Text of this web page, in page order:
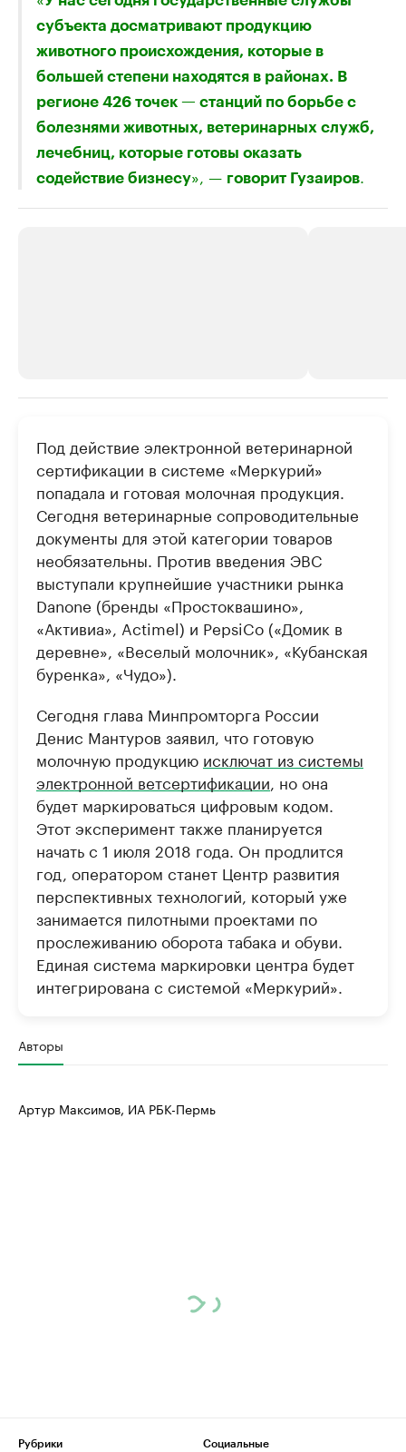
субъекта досматривают продукцию
животного происхождения, которые в
большей степени находятся в районах. В
регионе 426 точек — станций по борьбе с
болезнями животных, ветеринарных служб,
лечебниц, которые готовы оказать
содействие бизнесу», — говорит Гузаиров
Крупнейшие производители и
продавцы медийной продукции
Ознакомьтесь с информацией в каталоге
Страховые
Посмотрите в
Под действие электронной ветеринарной
сертификации в системе «Меркурий»
попадала и готовая молочная продукция.
Сегодня ветеринарные сопроводительные
документы для этой категории товаров
необязательны. Против введения ЭВС
выступали крупнейшие участники рынка
Danone (бренды «Простоквашино»,
«Активиа», Actimel) и PepsiCo («Домик в
деревне», «Веселый молочник», «Кубанская
буренка», «Чудо»).
Сегодня глава Минпромторга России
Денис Мантуров заявил, что готовую
молочную продукцию исключат из системы
электронной ветсертификации , но она
будет маркироваться цифровым кодом.
Этот эксперимент также планируется
начать с 1 июля 2018 года. Он продлится
год, оператором станет Центр развития
перспективных технологий, который уже
занимается пилотными проектами по
прослеживанию оборота табака и обуви.
Единая система маркировки центра будет
интегрирована с системой «Меркурий».
Авторы
Артур Максимов, ИА РБК-Пермь
Рубрики
Социальные